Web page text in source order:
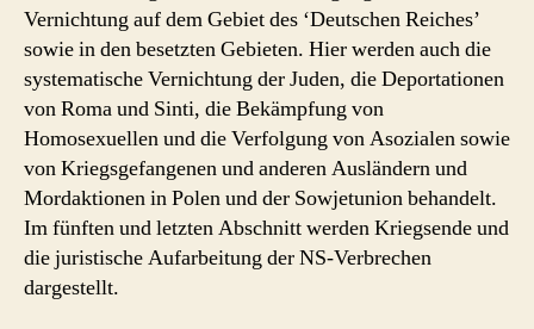
Vernichtung auf dem Gebiet des ‘Deutschen Reiches’
sowie in den besetzten Gebieten. Hier werden auch die
systematische Vernichtung der Juden, die Deportationen
von Roma und Sinti, die Bekämpfung von
Homosexuellen und die Verfolgung von Asozialen sowie
von Kriegsgefangenen und anderen Ausländern und
Mordaktionen in Polen und der Sowjetunion behandelt.
Im fünften und letzten Abschnitt werden Kriegsende und
die juristische Aufarbeitung der NS-Verbrechen
dargestellt.